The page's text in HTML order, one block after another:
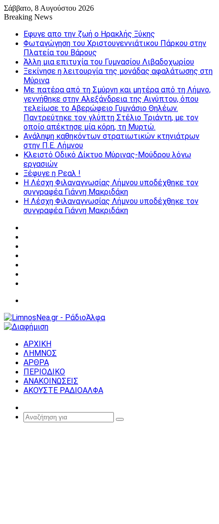
Σάββατο, 8 Αυγούστου 2026
Breaking News
Εφυγε απο την ζωή o Ηρακλής Ξύκης
Φωταγώγηση του Χριστουγεννιάτικου Πάρκου στην
Πλατεία του Βάρους
Άλλη μια επιτυχία του Γυμνασίου Λιβαδοχωρίου
Ξεκίνησε η λειτουργία της μονάδας αφαλάτωσης στη
Μύρινα
Με πατέρα από τη Σμύρνη και μητέρα από τη Λήμνο,
γεννήθηκε στην Αλεξάνδρεια της Αιγύπτου, όπου
τελείωσε το Αβερώφειο Γυμνάσιο Θηλέων.
Παντρεύτηκε τον γλύπτη Στέλιο Τριάντη, με τον
οποίο απέκτησε μία κόρη, τη Μυρτώ.
Ανάληψη καθηκόντων στρατιωτικών κτηνιάτρων
στην Π.Ε. Λήμνου
Κλειστό Οδικό Δίκτυο Μύρινας-Μούδρου λόγω
εργασιών
Ξέφυγε η Ρεαλ !
Η Λέσχη Φιλαναγνωσίας Λήμνου υποδέχθηκε τον
συγγραφέα Γιάννη Μακριδάκη
Η Λέσχη Φιλαναγνωσίας Λήμνου υποδέχθηκε τον
συγγραφέα Γιάννη Μακριδάκη
ΑΡΧΙΚΗ
ΛΗΜΝΟΣ
ΑΡΘΡΑ
ΠΕΡΙΟΔΙΚΟ
ΑΝΑΚΟΙΝΩΣΕΙΣ
ΑΚΟΥΣΤΕ ΡΑΔΙΟΑΛΦΑ
Article
Αναζήτηση